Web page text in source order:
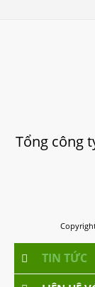
Tổng công
TIN TỨC